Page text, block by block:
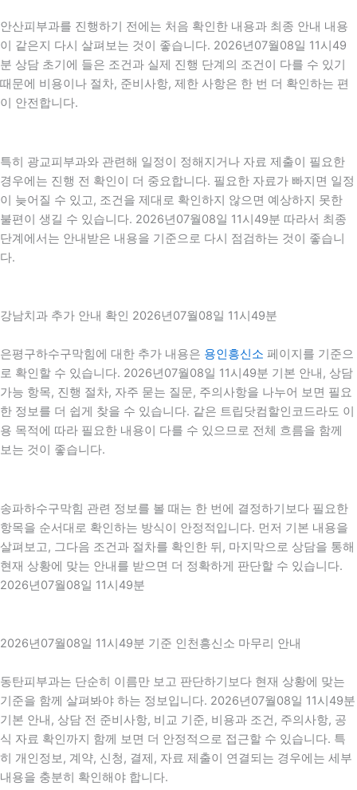
안산피부과를 진행하기 전에는 처음 확인한 내용과 최종 안내 내용
이 같은지 다시 살펴보는 것이 좋습니다. 2026년07월08일 11시49
분 상담 초기에 들은 조건과 실제 진행 단계의 조건이 다를 수 있기
때문에 비용이나 절차, 준비사항, 제한 사항은 한 번 더 확인하는 편
이 안전합니다.
특히 광교피부과와 관련해 일정이 정해지거나 자료 제출이 필요한
경우에는 진행 전 확인이 더 중요합니다. 필요한 자료가 빠지면 일정
이 늦어질 수 있고, 조건을 제대로 확인하지 않으면 예상하지 못한
불편이 생길 수 있습니다. 2026년07월08일 11시49분 따라서 최종
단계에서는 안내받은 내용을 기준으로 다시 점검하는 것이 좋습니
다.
강남치과 추가 안내 확인 2026년07월08일 11시49분
은평구하수구막힘에 대한 추가 내용은 용인흥신소 페이지를 기준으
로 확인할 수 있습니다. 2026년07월08일 11시49분 기본 안내, 상담
가능 항목, 진행 절차, 자주 묻는 질문, 주의사항을 나누어 보면 필요
한 정보를 더 쉽게 찾을 수 있습니다. 같은 트립닷컴할인코드라도 이
용 목적에 따라 필요한 내용이 다를 수 있으므로 전체 흐름을 함께
보는 것이 좋습니다.
송파하수구막힘 관련 정보를 볼 때는 한 번에 결정하기보다 필요한
항목을 순서대로 확인하는 방식이 안정적입니다. 먼저 기본 내용을
살펴보고, 그다음 조건과 절차를 확인한 뒤, 마지막으로 상담을 통해
현재 상황에 맞는 안내를 받으면 더 정확하게 판단할 수 있습니다.
2026년07월08일 11시49분
2026년07월08일 11시49분 기준 인천흥신소 마무리 안내
동탄피부과는 단순히 이름만 보고 판단하기보다 현재 상황에 맞는
기준을 함께 살펴봐야 하는 정보입니다. 2026년07월08일 11시49분
기본 안내, 상담 전 준비사항, 비교 기준, 비용과 조건, 주의사항, 공
식 자료 확인까지 함께 보면 더 안정적으로 접근할 수 있습니다. 특
히 개인정보, 계약, 신청, 결제, 자료 제출이 연결되는 경우에는 세부
내용을 충분히 확인해야 합니다.